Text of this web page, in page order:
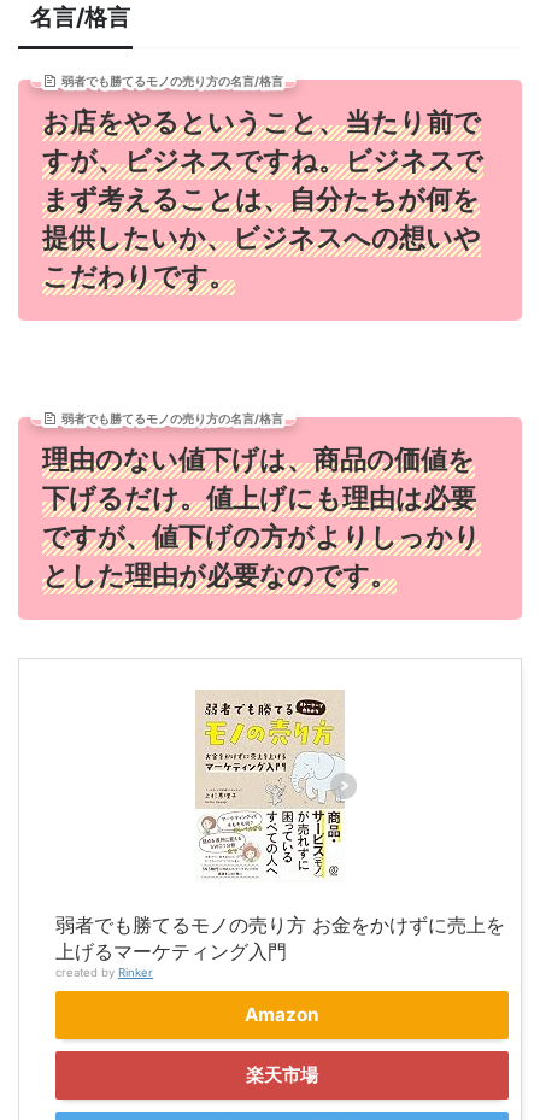
名言/格言
弱者でも勝てるモノの売り方の名言/格言
お店をやるということ、当たり前で
すが、ビジネスですね。ビジネスで
まず考えることは、自分たちが何を
提供したいか、ビジネスへの想いや
こだわりです。
弱者でも勝てるモノの売り方の名言/格言
理由のない値下げは、商品の価値を
下げるだけ。値上げにも理由は必要
ですが、値下げの方がよりしっかり
とした理由が必要なのです。
弱者でも勝てるモノの売り方 お金をかけずに売上を
上げるマーケティング入門
created by Rinker
Amazon
楽天市場